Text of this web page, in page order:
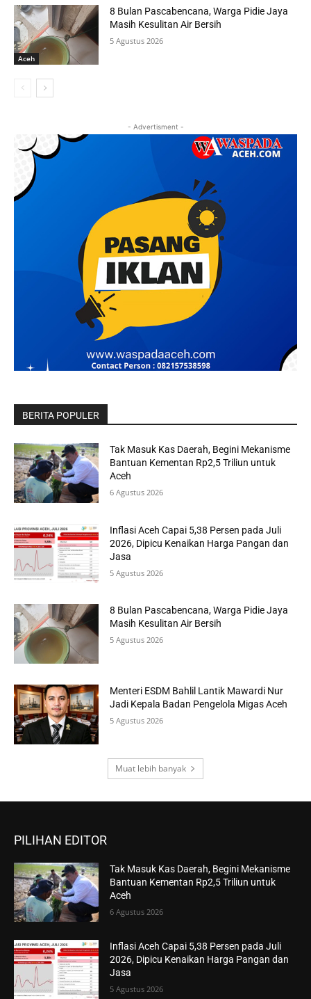
Aceh
8 Bulan Pascabencana, Warga Pidie Jaya
Masih Kesulitan Air Bersih
5 Agustus 2026
- Advertisment -
BERITA POPULER
Tak Masuk Kas Daerah, Begini Mekanisme
Bantuan Kementan Rp2,5 Triliun untuk
Aceh
6 Agustus 2026
Inflasi Aceh Capai 5,38 Persen pada Juli
2026, Dipicu Kenaikan Harga Pangan dan
Jasa
5 Agustus 2026
8 Bulan Pascabencana, Warga Pidie Jaya
Masih Kesulitan Air Bersih
5 Agustus 2026
Menteri ESDM Bahlil Lantik Mawardi Nur
Jadi Kepala Badan Pengelola Migas Aceh
5 Agustus 2026
Muat lebih banyak
PILIHAN EDITOR
Tak Masuk Kas Daerah, Begini Mekanisme
Bantuan Kementan Rp2,5 Triliun untuk
Aceh
6 Agustus 2026
Inflasi Aceh Capai 5,38 Persen pada Juli
2026, Dipicu Kenaikan Harga Pangan dan
Jasa
5 Agustus 2026